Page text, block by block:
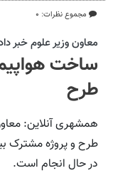
مجموع نظرات: ۰
معاون وزير علوم خبر
طرح
طرح و پروژه مشترک
در حال انجام است.